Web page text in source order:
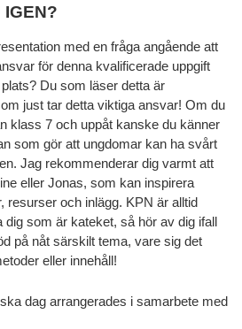
IGEN?
med en fråga angående att
för denna kvalificerade uppgift
Du som läser detta är
just tar detta viktiga ansvar! Om du
klass 7 och uppåt kanske du känner
som gör att ungdomar kan ha svårt
Jag rekommenderar dig varmt att
eller Jonas, som kan inspirera
resurser och inlägg. KPN är alltid
dig som är kateket, så hör av dig ifall
på nåt särskilt tema, vare sig det
eller innehåll!
dag arrangerades i samarbete med